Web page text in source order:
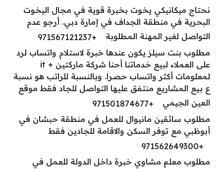
نحتاج ميكانيكي يخوت بخبرة قوية في مجال اليخوت
البحرية في منطقة الجداف في إمارة دبي. أرجو عدم
التواصل لغير المهنة المطلوبة
+971567121237
مطلوب بنت سيلز يكون عندها خبرة لاستلام واتساب لرد
على العملاء لبيع خدماتنا أحنا شركة ماركتين + it
لمعلومات أكثر واتساب حصرا. وبالنسبة للراتب هو نسبة
ع بيع المشاريع منتفق عليها التواصل للجاد فقط موقع
العين الجيمي
+971501874677
مطلوب سائقين مانيوال للعمل في منطقة حبشان في
أبوظبي مع توفر السكن والاقامة للجادين فقط
+971562649300
مطلوب معلم مشاوي خبرة داخل الدولة للعمل في